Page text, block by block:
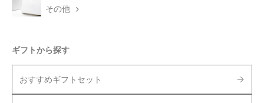
その他
ギフトから探す
おすすめギフトセット